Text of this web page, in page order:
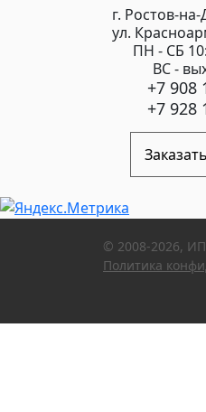
г. Ростов-на-
ул.
ПН - СБ
ВС -
+7 908
+7 928
© 2008-2026,
Политика